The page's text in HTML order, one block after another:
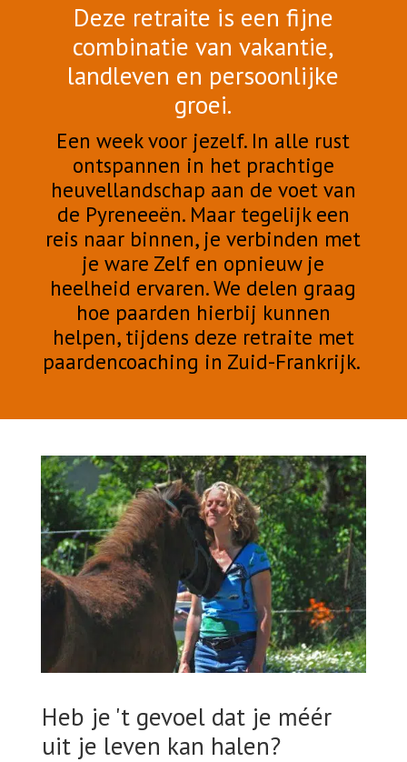
Deze retraite is een fijne
combinatie van vakantie,
landleven en persoonlijke
groei.
Een week voor jezelf. In alle rust
ontspannen in het prachtige
heuvellandschap aan de voet van
de Pyreneeën. Maar tegelijk een
reis naar binnen, je verbinden met
je ware Zelf en opnieuw je
heelheid ervaren. We delen graag
hoe paarden hierbij kunnen
helpen, tijdens deze retraite met
paardencoaching in Zuid-Frankrijk.
Heb je 't gevoel dat je méér
uit je leven kan halen?